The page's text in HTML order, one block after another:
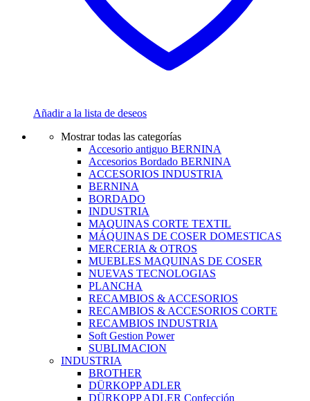
Añadir a la lista de deseos
Mostrar todas las categorías
Accesorio antiguo BERNINA
Accesorios Bordado BERNINA
ACCESORIOS INDUSTRIA
BERNINA
BORDADO
INDUSTRIA
MAQUINAS CORTE TEXTIL
MÁQUINAS DE COSER DOMESTICAS
MERCERIA & OTROS
MUEBLES MAQUINAS DE COSER
NUEVAS TECNOLOGIAS
PLANCHA
RECAMBIOS & ACCESORIOS
RECAMBIOS & ACCESORIOS CORTE
RECAMBIOS INDUSTRIA
Soft Gestion Power
SUBLIMACION
INDUSTRIA
BROTHER
DÜRKOPP ADLER
DÜRKOPP ADLER Confección